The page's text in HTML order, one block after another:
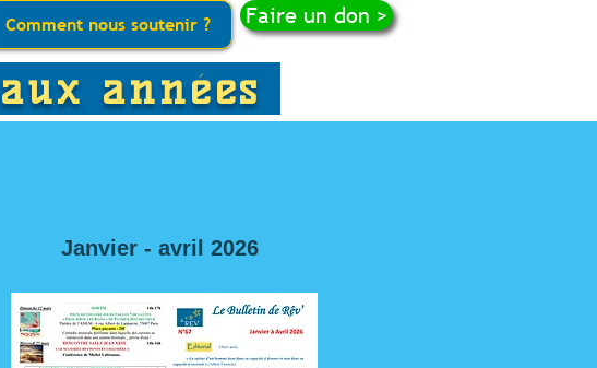
Comment nous soutenir ?
aux années
Faire un don >
Janvier - avril 2026